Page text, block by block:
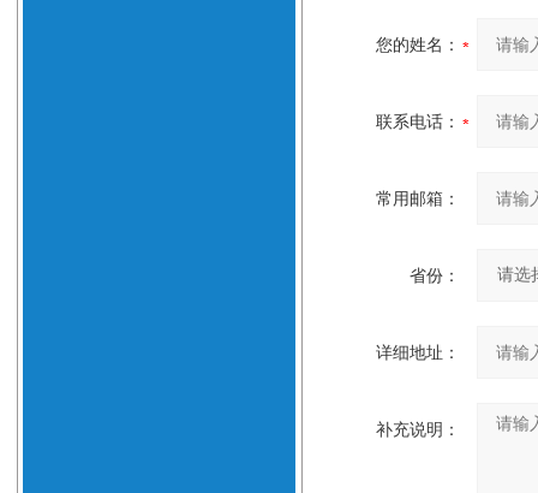
您的姓名：
联系电话：
常用邮箱：
省份：
详细地址：
补充说明：